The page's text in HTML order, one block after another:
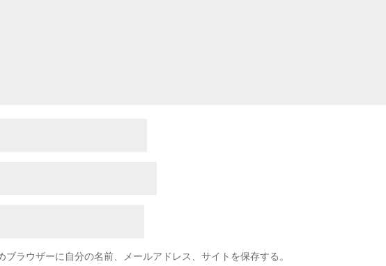
ラウザーに自分の名前、メールアドレス、サイトを保存する。